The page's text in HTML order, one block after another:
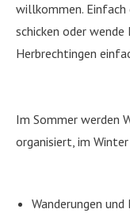
willkommen.
schicken oder wende
Herbrechtingen
Im Sommer werden
organisiert, im Winter
Wanderungen